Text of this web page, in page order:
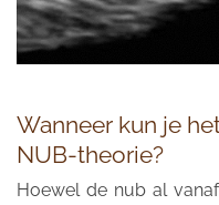
Wanneer kun je
NUB-theorie?
Hoewel de nub al